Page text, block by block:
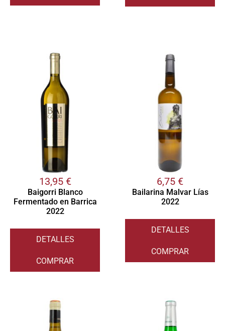
13,95 €
Baigorri Blanco
Fermentado en Barrica
2022
DETALLES
COMPRAR
6,75 €
Bailarina Malvar Lías
2022
DETALLES
COMPRAR